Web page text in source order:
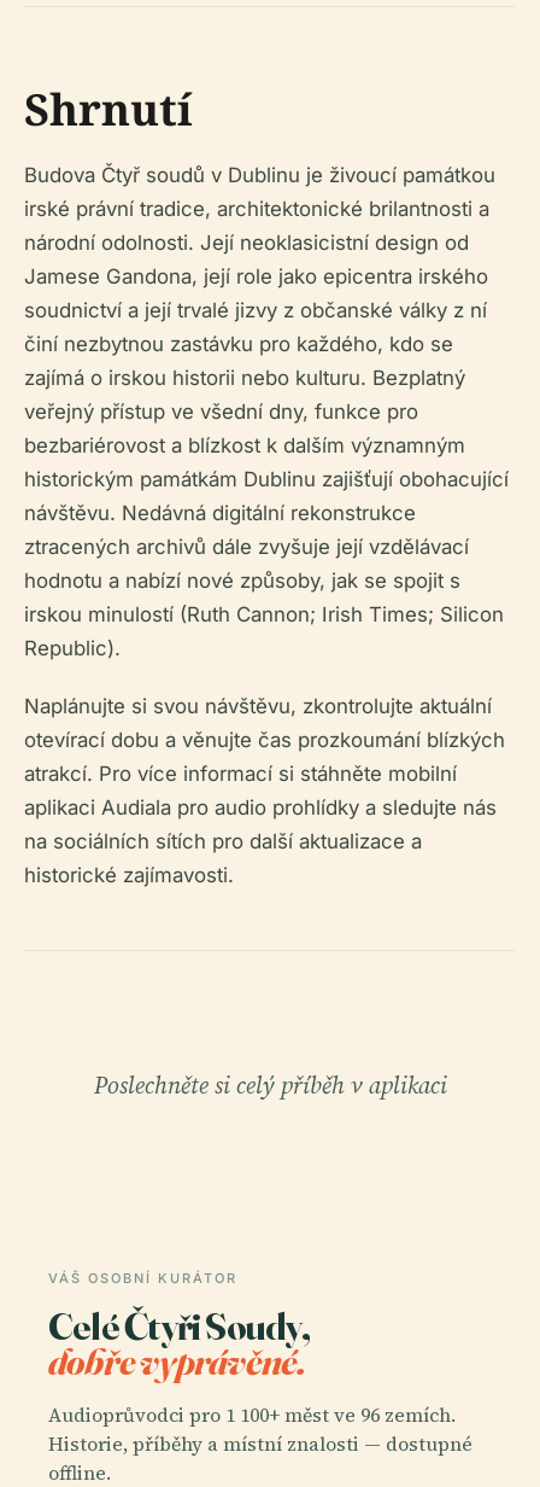
Shrnutí
Budova Čtyř soudů v Dublinu je živoucí památkou
irské právní tradice, architektonické brilantnosti a
národní odolnosti. Její neoklasicistní design od
Jamese Gandona, její role jako epicentra irského
soudnictví a její trvalé jizvy z občanské války z ní
činí nezbytnou zastávku pro každého, kdo se
zajímá o irskou historii nebo kulturu. Bezplatný
veřejný přístup ve všední dny, funkce pro
bezbariérovost a blízkost k dalším významným
historickým památkám Dublinu zajišťují obohacující
návštěvu. Nedávná digitální rekonstrukce
ztracených archivů dále zvyšuje její vzdělávací
hodnotu a nabízí nové způsoby, jak se spojit s
irskou minulostí (Ruth Cannon; Irish Times; Silicon
Republic).
Naplánujte si svou návštěvu, zkontrolujte aktuální
otevírací dobu a věnujte čas prozkoumání blízkých
atrakcí. Pro více informací si stáhněte mobilní
aplikaci Audiala pro audio prohlídky a sledujte nás
na sociálních sítích pro další aktualizace a
historické zajímavosti.
Poslechněte si celý příběh v aplikaci
VÁŠ OSOBNÍ KURÁTOR
Celé Čtyři Soudy,
dobře vyprávěné.
Audioprůvodci pro 1 100+ měst ve 96 zemích.
Historie, příběhy a místní znalosti — dostupné
offline.